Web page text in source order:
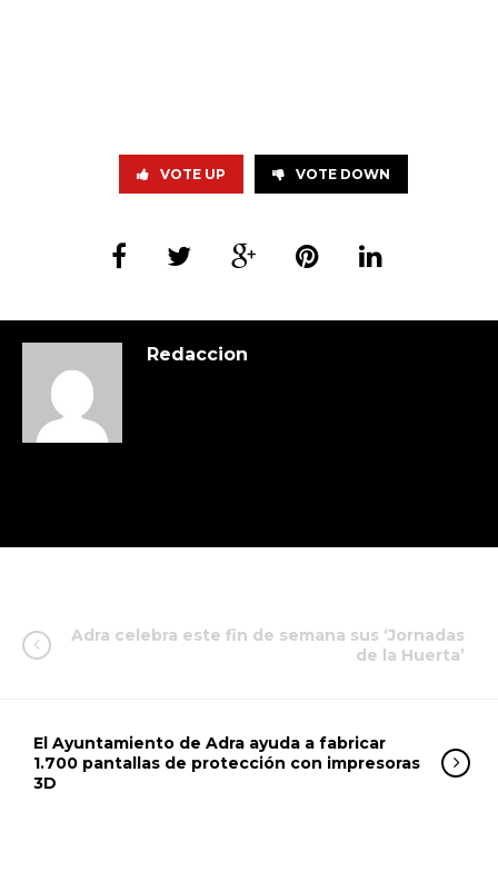
VOTE UP VOTE DOWN
Redaccion
Adra celebra este fin de semana sus ‘Jornadas
de la Huerta’
El Ayuntamiento de Adra ayuda a fabricar
1.700 pantallas de protección con impresoras
3D